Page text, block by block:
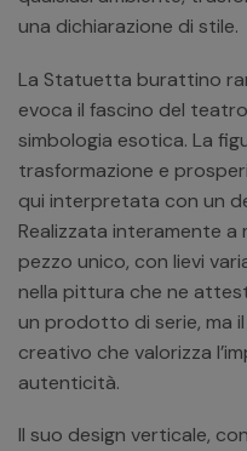
una dichiarazione di stile.
La Statuetta burattino
evoca il fascino del
simbologia esotica. La
trasformazione e
qui interpretata con un
Realizzata interamente
pezzo unico, con lievi
nella pittura che ne
un prodotto di serie, ma
creativo che valorizza
autenticità.
Il suo design verticale,